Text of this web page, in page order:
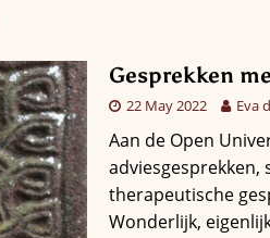
Gesprekken
22 May 2022 Eva
Aan de Open
adviesgesprekken,
therapeutische
Wonderlijk,